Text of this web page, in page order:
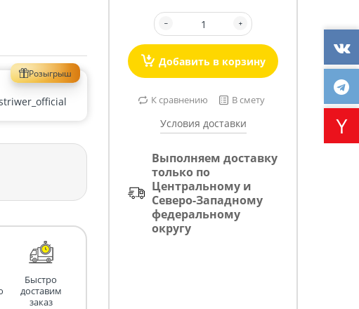
Розыгрыш
Быстро
доставим
заказ
Добавить в корзину
К сравнению В смету
Условия доставки
Выполняем доставку
только по
Центральному и
Северо-Западному
федеральному
округу